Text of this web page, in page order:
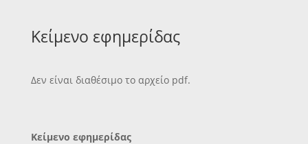
Κείμενο εφημερίδας
Δεν είναι διαθέσιμο το αρχείο pdf.
Κείμενο εφημερίδας